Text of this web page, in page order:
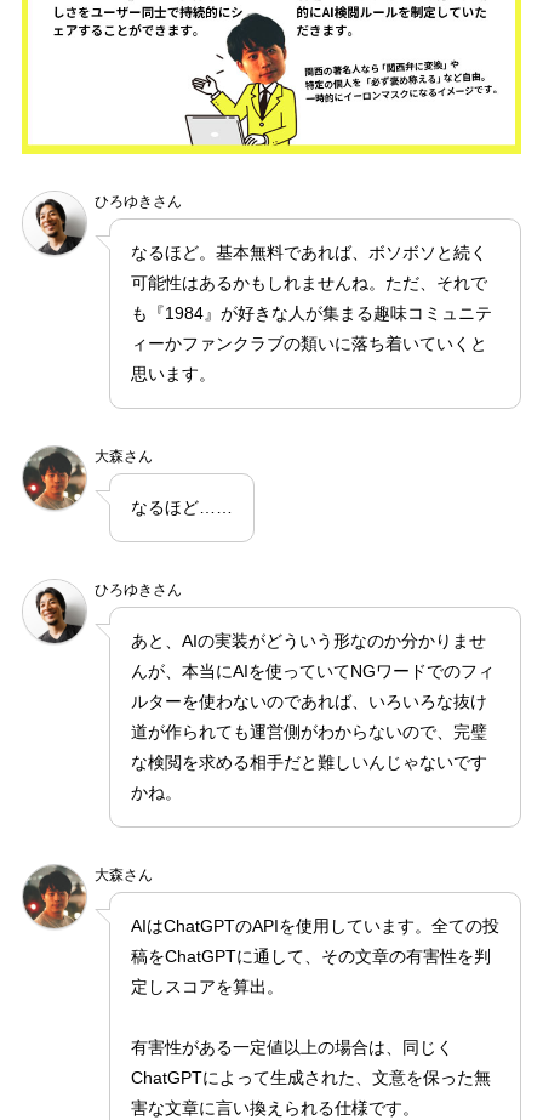
ひろゆきさん
なるほど。基本無料であれば、ボソボソと続く
可能性はあるかもしれませんね。ただ、それで
も『1984』が好きな人が集まる趣味コミュニテ
ィーかファンクラブの類いに落ち着いていくと
思います。
大森さん
なるほど……
ひろゆきさん
あと、AIの実装がどういう形なのか分かりませ
んが、本当にAIを使っていてNGワードでのフィ
ルターを使わないのであれば、いろいろな抜け
道が作られても運営側がわからないので、完璧
な検閲を求める相手だと難しいんじゃないです
かね。
大森さん
AIはChatGPTのAPIを使用しています。全ての投
稿をChatGPTに通して、その文章の有害性を判
定しスコアを算出。
有害性がある一定値以上の場合は、同じく
ChatGPTによって生成された、文意を保った無
害な文章に言い換えられる仕様です。